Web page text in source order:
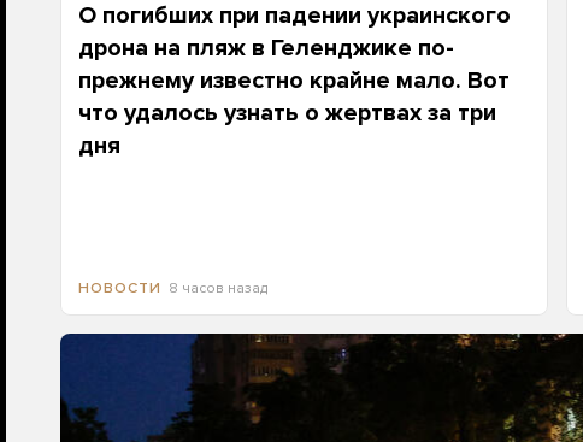
О погибших при падении украинского
дрона на пляж в Геленджике по-
прежнему известно крайне мало. Вот
что удалось узнать о жертвах за три
дня
НОВОСТИ 8 часов назад